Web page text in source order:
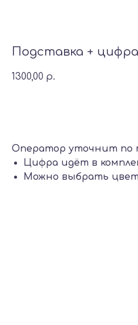
Подставка + цифра
1300,00 р.
Оператор уточнит по
Цифра идёт в
Можно выбрать